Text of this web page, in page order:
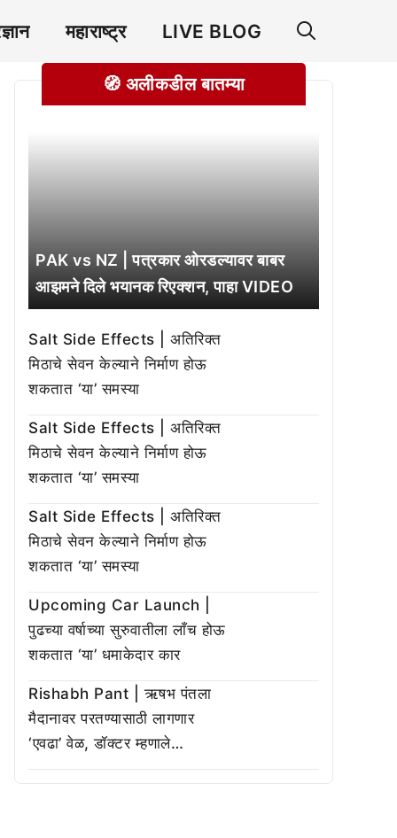
महाराष्ट्र LIVE BLOG
🧭 अलीकडील बातम्या
PAK vs NZ | पत्रकार ओरडल्यावर बाबर
आझमने दिले भयानक रिएक्शन, पाहा VIDEO
Salt Side Effects | अतिरिक्त
मिठाचे सेवन केल्याने निर्माण होऊ
शकतात ‘या’ समस्या
Salt Side Effects | अतिरिक्त
मिठाचे सेवन केल्याने निर्माण होऊ
शकतात ‘या’ समस्या
Salt Side Effects | अतिरिक्त
मिठाचे सेवन केल्याने निर्माण होऊ
शकतात ‘या’ समस्या
Upcoming Car Launch |
पुढच्या वर्षाच्या सुरुवातीला लाँच होऊ
शकतात ‘या’ धमाकेदार कार
Rishabh Pant | ऋषभ पंतला
मैदानावर परतण्यासाठी लागणार
‘एवढा’ वेळ, डॉक्टर म्हणाले…